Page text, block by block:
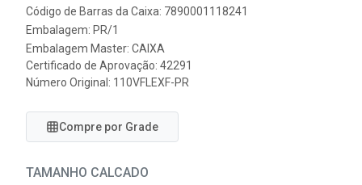
Código de Barras da Caixa: 7890001118241
Embalagem: PR/1
Embalagem Master: CAIXA
Certificado de Aprovação: 42291
Número Original: 110VFLEXF-PR
Compre por Grade
TAMANHO CALCADO